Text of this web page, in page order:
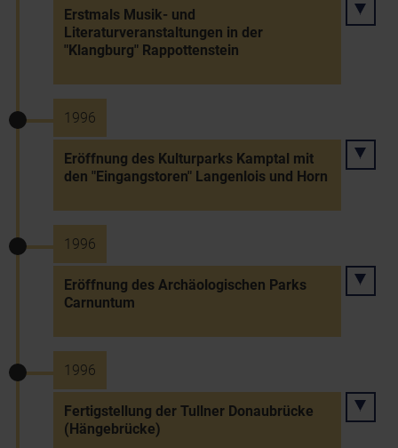
Erstmals Musik- und
Literaturveranstaltungen in der
"Klangburg" Rappottenstein
1996
Eröffnung des Kulturparks Kamptal mit
den "Eingangstoren" Langenlois und Horn
1996
Eröffnung des Archäologischen Parks
Carnuntum
1996
Fertigstellung der Tullner Donaubrücke
(Hängebrücke)